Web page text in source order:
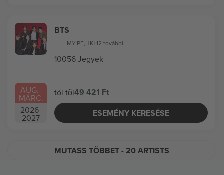
AUG.-
MÁRC.
2026-
2027
BTS
MY,PE,HK+12 további
10056 Jegyek
tól től49 421 Ft
ESEMÉNY KERESÉSE
MUTASS TÖBBET- 20 ARTISTS